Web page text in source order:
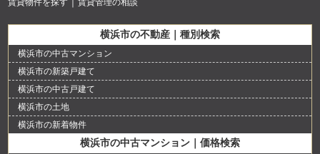
横浜市の不動産｜種別検索
横浜市の中古マンション
横浜市の新築戸建て
横浜市の中古戸建て
横浜市の土地
横浜市の新着物件
横浜市の中古マンション｜価格検索